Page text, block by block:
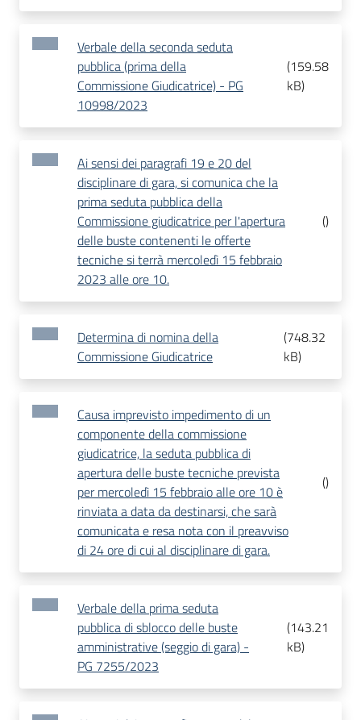
Verbale della seconda seduta
pubblica (prima della
Commissione Giudicatrice) - PG
10998/2023
(159.58
kB)
Ai sensi dei paragrafi 19 e 20 del
disciplinare di gara, si comunica che la
prima seduta pubblica della
Commissione giudicatrice per l'apertura
delle buste contenenti le offerte
tecniche si terrà mercoledì 15 febbraio
2023 alle ore 10.
()
Determina di nomina della
Commissione Giudicatrice
(748.32
kB)
Causa imprevisto impedimento di un
componente della commissione
giudicatrice, la seduta pubblica di
apertura delle buste tecniche prevista
per mercoledì 15 febbraio alle ore 10 è
rinviata a data da destinarsi, che sarà
comunicata e resa nota con il preavviso
di 24 ore di cui al disciplinare di gara.
()
Verbale della prima seduta
pubblica di sblocco delle buste
amministrative (seggio di gara) -
PG 7255/2023
(143.21
kB)